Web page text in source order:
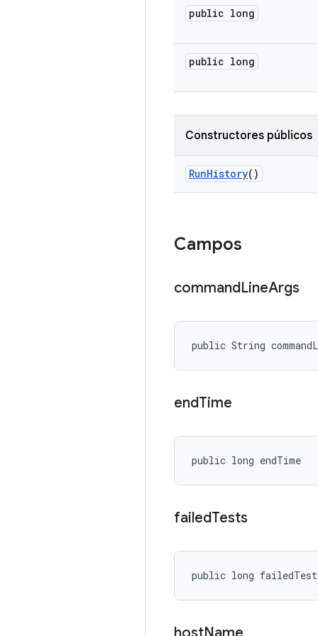
public long
public long
Constructores públicos
RunHistory()
Campos
commandLineArgs
public String
endTime
public long endTime
failedTests
public long